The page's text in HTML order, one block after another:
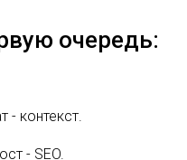
очередь:
- контекст.
- SEO.